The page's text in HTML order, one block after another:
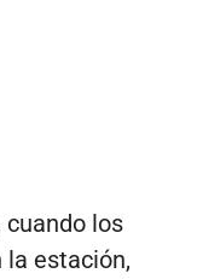
cuando los
la estación,